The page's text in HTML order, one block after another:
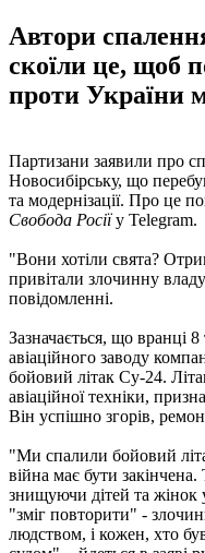
Автори
скоїли це, щоб
проти України
Партизани заявили про
Новосибірську, що
та модернізації. Про це
Свобода Росіїу Telegram.
"Вони хотіли свята?
привітали злочинну
повідомленні.
Зазначається, що вранці
авіаційного заводу
бойовий літак Су-24.
авіаційної техніки,
Він успішно згорів,
"Ми спалили бойовий
війна має бути
знищуючи дітей та жінок
"зміг повторити" -
людством, і кожен, хто